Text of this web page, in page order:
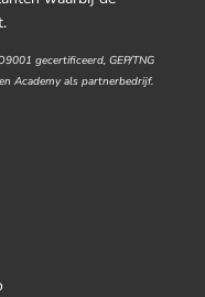
gecertificeerd, GEP/TNG
Academy als partnerbedrijf.